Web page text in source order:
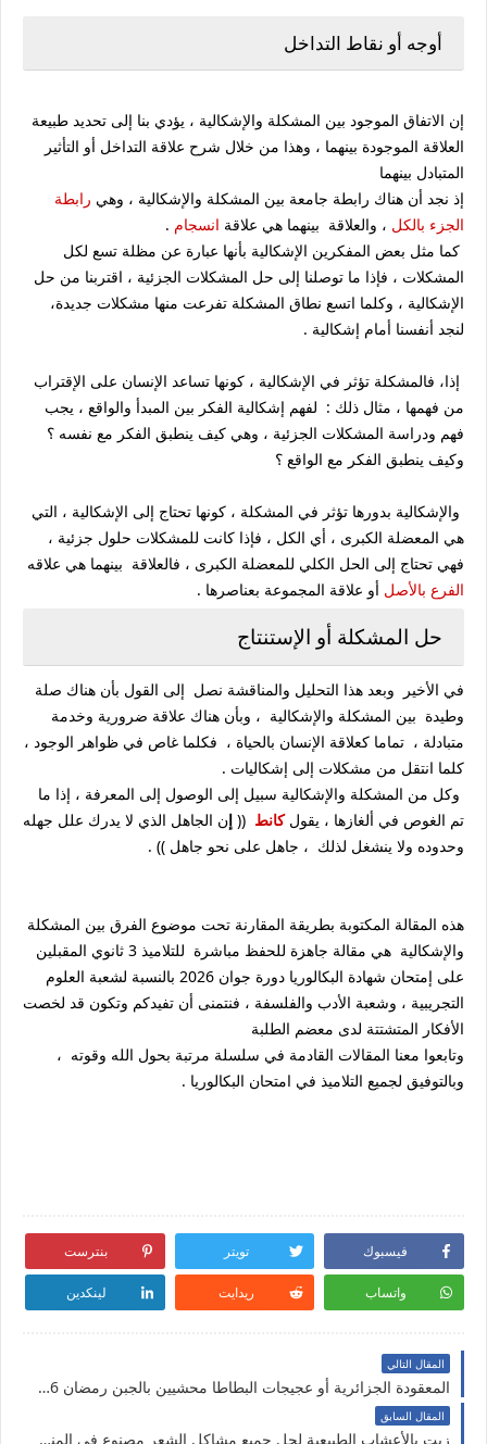
أوجه أو نقاط التداخل
إن الاتفاق الموجود بين المشكلة والإشكالية ، يؤدي بنا إلى تحديد طبيعة
العلاقة الموجودة بينهما ، وهذا من خلال شرح علاقة التداخل أو التأثير
المتبادل بينهما
إذ نجد أن هناك رابطة جامعة بين المشكلة والإشكالية ، وهي رابطة
الجزء بالكل ، والعلاقة بينهما هي علاقة انسجام .
كما مثل بعض المفكرين الإشكالية بأنها عبارة عن مظلة تسع لكل
المشكلات ، فإذا ما توصلنا إلى حل المشكلات الجزئية ، اقتربنا من حل
الإشكالية ، وكلما اتسع نطاق المشكلة تفرعت منها مشكلات جديدة،
لنجد أنفسنا أمام إشكالية .
إذا، فالمشكلة تؤثر في الإشكالية ، كونها تساعد الإنسان على الإقتراب
من فهمها ، مثال ذلك : لفهم إشكالية الفكر بين المبدأ والواقع ، يجب
فهم ودراسة المشكلات الجزئية ، وهي كيف ينطبق الفكر مع نفسه ؟
وكيف ينطبق الفكر مع الواقع ؟
والإشكالية بدورها تؤثر في المشكلة ، كونها تحتاج إلى الإشكالية ، التي
هي المعضلة الكبرى ، أي الكل ، فإذا كانت للمشكلات حلول جزئية ،
فهي تحتاج إلى الحل الكلي للمعضلة الكبرى ، فالعلاقة بينهما هي علاقه
الفرع بالأصل أو علاقة المجموعة بعناصرها .
حل المشكلة أو الإستنتاج
في الأخير وبعد هذا التحليل والمناقشة نصل إلى القول بأن هناك صلة
وطيدة بين المشكلة والإشكالية ، وبأن هناك علاقة ضرورية وخدمة
متبادلة ، تماما كعلاقة الإنسان بالحياة ، فكلما غاص في ظواهر الوجود ،
كلما انتقل من مشكلات إلى إشكاليات .
وكل من المشكلة والإشكالية سبيل إلى الوصول إلى المعرفة ، إذا ما
تم الغوص في ألغازها ، يقول كانط (( إن الجاهل الذي لا يدرك علل جهله
وحدوده ولا ينشغل لذلك ، جاهل على نحو جاهل )) .
هذه المقالة المكتوبة بطريقة المقارنة تحت موضوع الفرق بين المشكلة
والإشكالية هي مقالة جاهزة للحفظ مباشرة للتلاميذ 3 ثانوي المقبلين
على إمتحان شهادة البكالوريا دورة جوان 2026 بالنسبة لشعبة العلوم
التجريبية ، وشعبة الأدب والفلسفة ، فنتمنى أن تفيدكم وتكون قد لخصت
الأفكار المتشتتة لدى معضم الطلبة
وتابعوا معنا المقالات القادمة في سلسلة مرتبة بحول الله وقوته ،
وبالتوفيق لجميع التلاميذ في امتحان البكالوريا .
فيسبوك تويتر بنترست
واتساب ريدايت لينكدين
المقال التالي
المعقودة الجزائرية أو عجيجات البطاطا محشيين بالجبن رمضان 2026
المقال السابق
زيت بالأعشاب الطبيعية لحل جميع مشاكل الشعر مصنوع في المنزل